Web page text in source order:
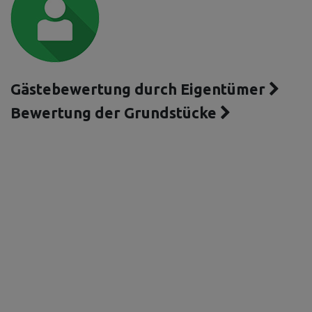
Gästebewertung durch Eigentümer
Bewertung der Grundstücke